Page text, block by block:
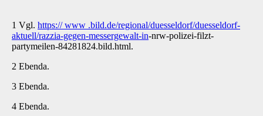
1 Vgl. https:// www .bild.de/regional/duesseldorf/duesseldorf-
aktuell/razzia-gegen-messergewalt-in-nrw-polizei-filzt-
partymeilen-84281824.bild.html.
2 Ebenda.
3 Ebenda.
4 Ebenda.